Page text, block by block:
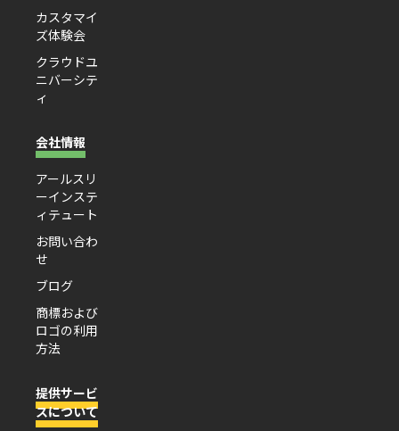
カスタマイ
ズ体験会
クラウドユ
ニバーシテ
ィ
会社情報
アールスリ
ーインステ
ィテュート
お問い合わ
せ
ブログ
商標および
ロゴの利用
方法
提供サービ
スについて